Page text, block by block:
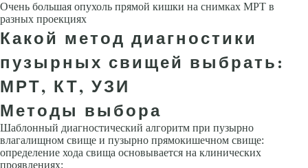
Очень большая опухоль прямой кишки на снимках МРТ в
разных проекциях
Какой метод диагностики
пузырных свищей выбрать:
МРТ, КТ, УЗИ
Методы выбора
Шаблонный диагностический алгоритм при пузырно
влагалищном свище и пузырно прямокишечном свище:
определение хода свища основывается на клинических
проявлениях: